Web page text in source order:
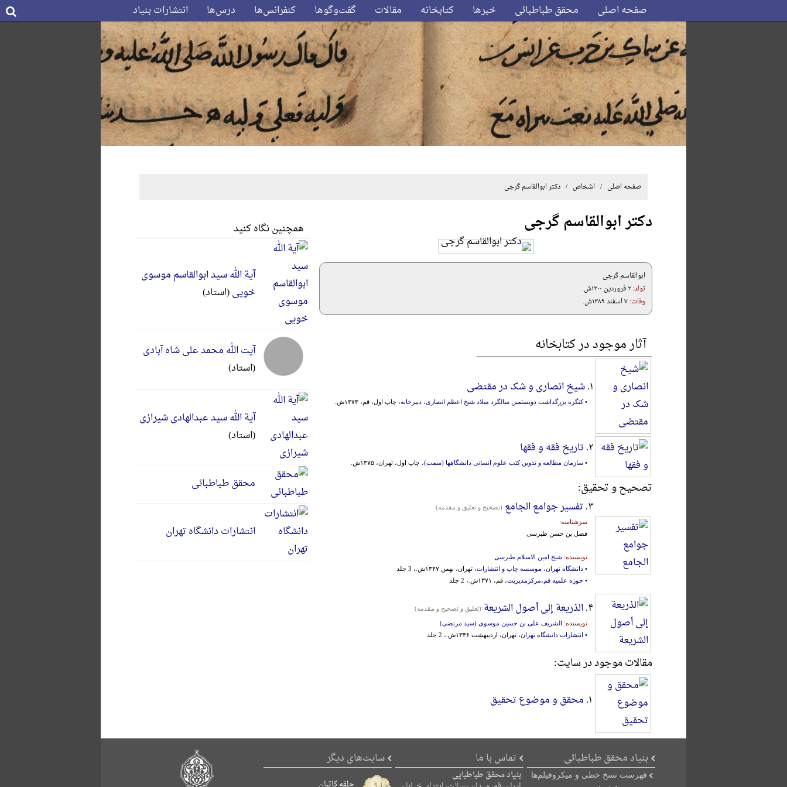
صفحه اصلی محقق طباطبائی خبرها کتابخانه مقالات گفت‌وگوها کنفرانس‌ها درس‌ها انتشارات بنیاد
صفحه اصلی / اشخاص / دکتر ابوالقاسم گرجی
دکتر ابوالقاسم گرجی
ابوالقاسم گرجی
تولد:۲ فروردین ۱۳۰۰ش.
وفات:۷ اسفند ۱۳۸۹ش.
آثار موجود در کتابخانه
۱. شیخ انصاری و شک در مقتضی
•کنگره بزرگداشت دویستمین سالگرد میلاد شیخ اعظم انصاری، دبیرخانه، چاپ اول، قم، ۱۳۷۳ش.
۲. تاریخ فقه و فقها
• سازمان مطالعه و تدوین‌ کتب‌ علوم‌ انسانی‌ دانشگاهها (سمت‌)، چاپ اول، تهران، ۱۳۷۵ش.
تصحیح و تحقیق:
۳. تفسیر جوامع الجامع (تصحیح و تعلیق و مقدمه)
سرشناسه:
فضل بن حسن طبرسی
نویسنده: شیخ امین الاسلام طبرسی
• دانشگاه تهران، موسسه چاپ و انتشارات، تهران، بهمن ۱۳۴۷ش.، 3 جلد
• حوزه علمیه قم،مرکزمدیریت، قم، ۱۳۷۱ش.، 2 جلد
۴. الذریعة إلی أصول الشریعة (تعلیق و تصحیح و مقدمه)
نویسنده: الشریف علی بن حسین موسوی (سید مرتضی)
• انتشارات دانشگاه تهران، تهران، اردیبهشت ۱۳۴۶ش.، 2 جلد
مقالات موجود در سایت:
۱. محقق و موضوع تحقیق
همچنین نگاه کنید
آیة الله سید ابوالقاسم موسوی
خویی(استاد)
آیت الله محمد علی شاه آبادی
(استاد)
آیة الله سید عبدالهادی شیرازی
(استاد)
محقق طباطبائی
انتشارات دانشگاه تهران
بنیاد محقق طباطبائی
فهرست نسخ خطی و میکروفیلم‌ها
تماس با ما
بنیاد محقق طباطبایی
سایت‌های دیگر